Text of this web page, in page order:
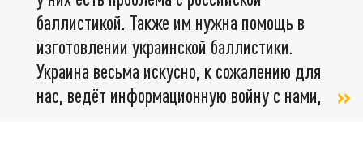
баллистикой. Также им нужна помощь в
изготовлении украинской баллистики.
Украина весьма искусно, к сожалению для
нас, ведёт информационную войну с нами,